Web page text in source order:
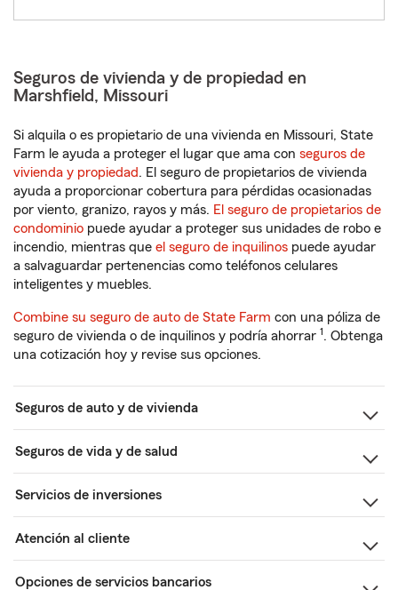
Seguros de vivienda y de propiedad en
Marshfield, Missouri
Si alquila o es propietario de una vivienda en Missouri, State
Farm le ayuda a proteger el lugar que ama con seguros de
vivienda y propiedad. El seguro de propietarios de vivienda
ayuda a proporcionar cobertura para pérdidas ocasionadas
por viento, granizo, rayos y más. El seguro de propietarios de
condominio puede ayudar a proteger sus unidades de robo e
incendio, mientras que el seguro de inquilinos puede ayudar
a salvaguardar pertenencias como teléfonos celulares
inteligentes y muebles.
Combine su seguro de auto de State Farm con una póliza de
seguro de vivienda o de inquilinos y podría ahorrar 1. Obtenga
una cotización hoy y revise sus opciones.
Seguros de auto y de vivienda
Seguros de vida y de salud
Servicios de inversiones
Atención al cliente
Opciones de servicios bancarios